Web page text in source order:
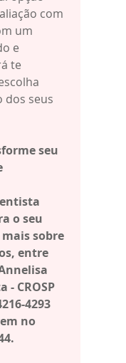
com
um
e
te
dos seus
seu
o seu
sobre
entre
- CROSP
4293
no